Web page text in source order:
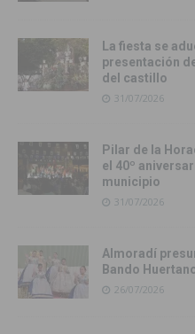
La fiesta se
presentación
del castillo
31/07/2026
Pilar de la
el 40º
municipio
31/07/2026
Almoradí
Bando
26/07/2026